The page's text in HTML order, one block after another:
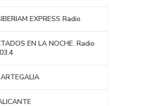
EXPRESS Radio
EN LA NOCHE. Radio